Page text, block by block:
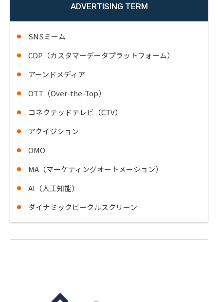
ADVERTISING TERM
SNSミーム
CDP（カスタマーデータプラットフォーム）
アーンドメディア
OTT（Over-the-Top）
コネクテッドテレビ（CTV）
アクイジション
OMO
MA（マーケティングオートメーション）
AI（人工知能）
ダイナミックビークルスクリーン